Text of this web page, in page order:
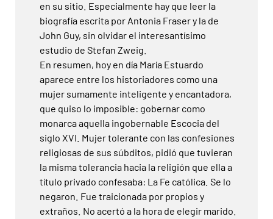
en su sitio. Especialmente hay que leer la
biografía escrita por Antonia Fraser y la de
John Guy, sin olvidar el interesantísimo
estudio de Stefan Zweig.
En resumen, hoy en día María Estuardo
aparece entre los historiadores como una
mujer sumamente inteligente y encantadora,
que quiso lo imposible: gobernar como
monarca aquella ingobernable Escocia del
siglo XVI. Mujer tolerante con las confesiones
religiosas de sus súbditos, pidió que tuvieran
la misma tolerancia hacia la religión que ella a
título privado confesaba: La Fe católica. Se lo
negaron. Fue traicionada por propios y
extraños. No acertó a la hora de elegir marido.